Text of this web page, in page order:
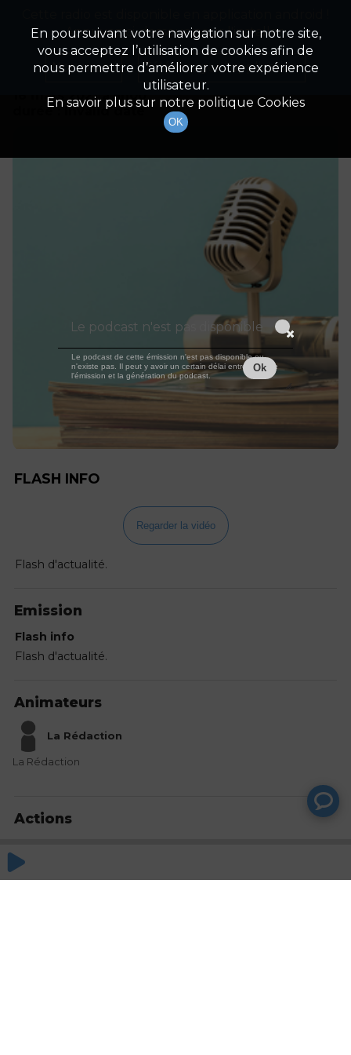
Détails De L'épisode
16 mars 2021
à 5h00
durée : Invalid date
FLASH INFO
Regarder la vidéo
Flash d'actualité.
Emission
Flash info
Flash d'actualité.
Animateurs
La Rédaction
La Rédaction
Actions
En poursuivant votre navigation sur notre site,
vous acceptez l’utilisation de cookies afin de
nous permettre d’améliorer votre expérience
utilisateur.
En savoir plus sur notre politique Cookies
OK
Appuyez ci-dessous pour l'installer.
Non merci Télécharger l'application
Le podcast n'est pas disponible
Le podcast de cette émission n'est pas disponible ou
n'existe pas. Il peut y avoir un certain délai entre la fin de
l'émission et la génération du podcast.
Ok